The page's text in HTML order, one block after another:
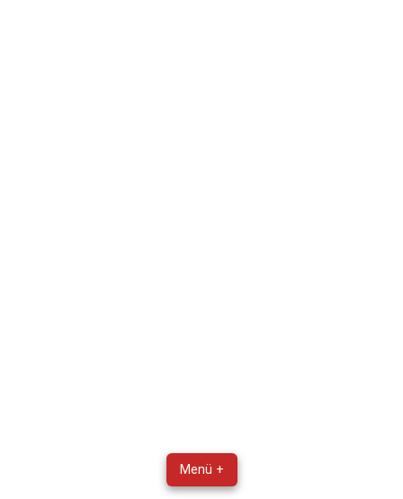
Menü +